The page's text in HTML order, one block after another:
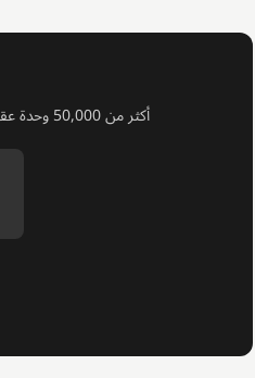
أكثر من 50,000 وحدة عقارية في جميع أنحاء مصر — بيانات محدثة يوميًا ومقارنة سهلة بين الأسعار والمناطق.